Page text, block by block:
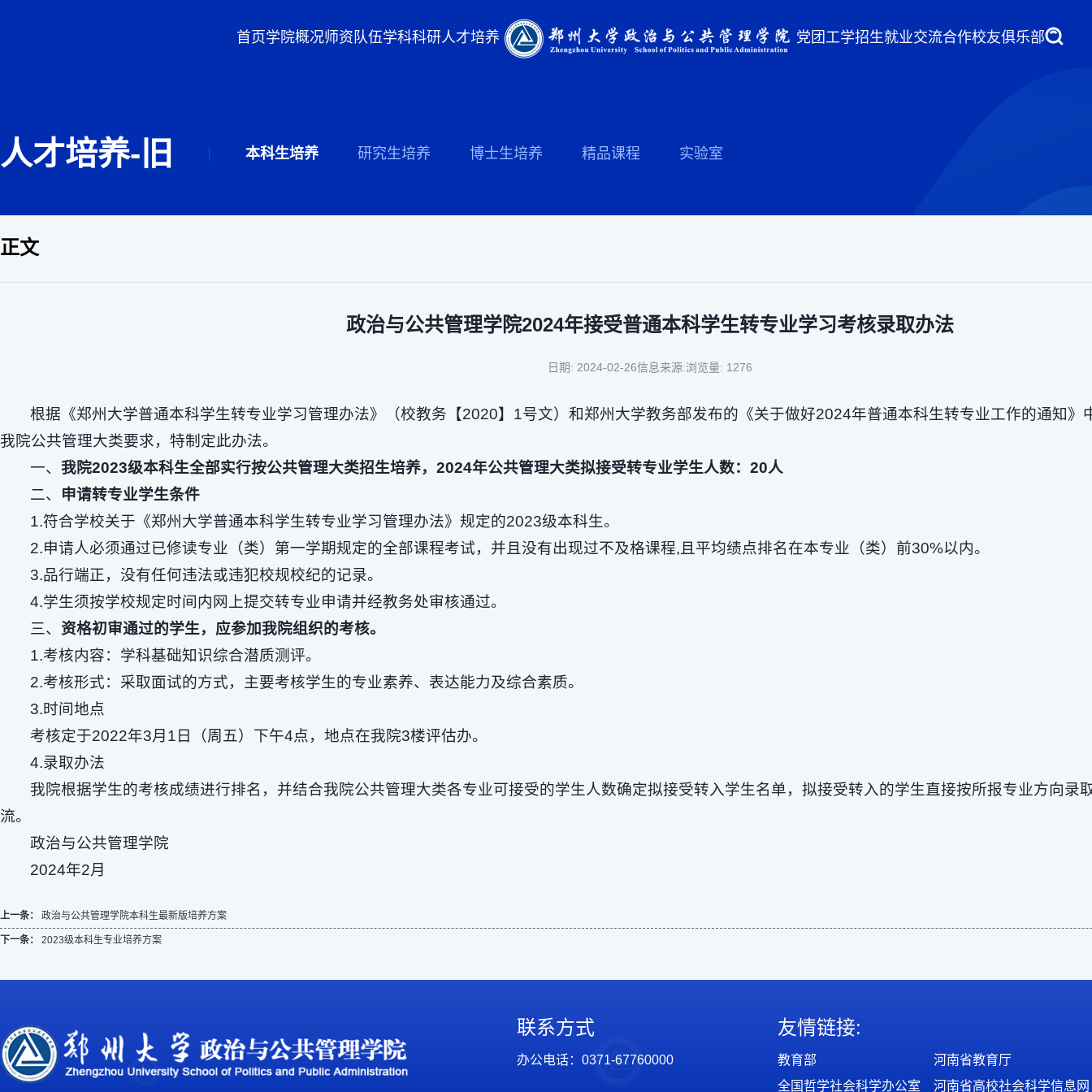
首页学院概况师资队伍学科科研人才培养 党团工学招生就业交流合作校友俱乐部
人才培养-旧 本科生培养 研究生培养 博士生培养 精品课程 实验室
正文
政治与公共管理学院2024年接受普通本科学生转专业学习考核录取办法
日期: 2024-02-26信息来源:浏览量: 1276
根据《郑州大学普通本科学生转专业学习管理办法》（校教务【2020】1号文）和郑州大学教务部发布的《关于做好2024年普通本科生转专业工作的通知》
我院公共管理大类要求，特制定此办法。
一、我院2023级本科生全部实行按公共管理大类招生培养，2024年公共管理大类拟接受转专业学生人数：20人
二、 申请转专业学生条件
1.符合学校关于《郑州大学普通本科学生转专业学习管理办法》规定的2023级本科生。
2.申请人必须通过已修读专业（类）第一学期规定的全部课程考试，并且没有出现过不及格课程,且平均绩点排名在本专业（类）前30%以内。
3.品行端正，没有任何违法或违犯校规校纪的记录。
4.学生须按学校规定时间内网上提交转专业申请并经教务处审核通过。
三、 资格初审通过的学生，应参加我院组织的考核。
1.考核内容：学科基础知识综合潜质测评。
2.考核形式：采取面试的方式，主要考核学生的专业素养、表达能力及综合素质。
3.时间地点
考核定于2022年3月1日（周五）下午4点，地点在我院3楼评估办。
4.录取办法
我院根据学生的考核成绩进行排名，并结合我院公共管理大类各专业可接受的学生人数确定拟接受转入学生名单，拟接受转入的学生直接按所报专业方向录
流。
政治与公共管理学院
2024年2月
上一条： 政治与公共管理学院本科生最新版培养方案
下一条： 2023级本科生专业培养方案
联系方式
办公电话：0371-67760000
友情链接:
教育部
河南省教育厅
全国哲学社会科学办公室
河南省高校社会科学信息网